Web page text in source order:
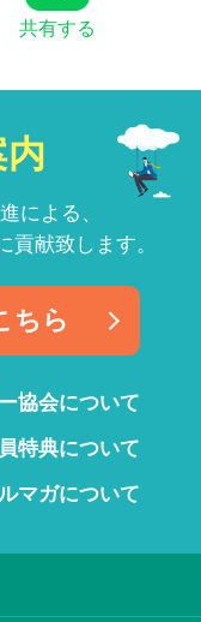
共有する
による、
献致します。
ちら
協会について
特典について
マガについて